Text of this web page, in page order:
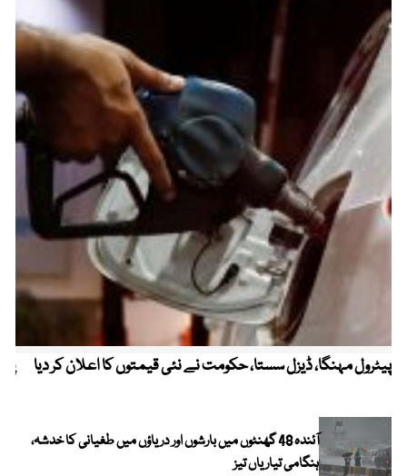
پیٹرول مہنگا، ڈیزل سستا، حکومت نے نئی قیمتوں کا اعلان کر دیا
آئندہ 48 گھنٹوں میں بارشوں اور دریاؤں میں طغیانی کا خدشہ،
ہنگامی تیاریاں تیز